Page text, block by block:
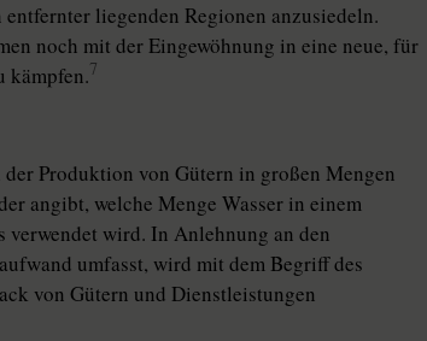
liegenden Regionen anzusiedeln.
noch mit der Eingewöhnung in eine neue, für
kämpfen.7
Produktion von Gütern in großen Mengen
angibt, welche Menge Wasser in einem
wird. In Anlehnung an den
umfasst, wird mit dem Begriff des
von Gütern und Dienstleistungen